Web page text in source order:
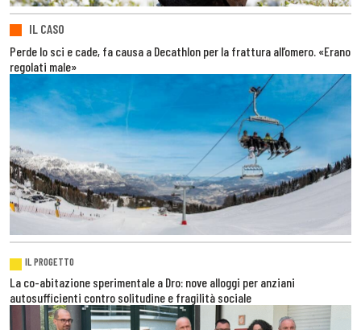
IL CASO
Perde lo sci e cade, fa causa a Decathlon per la frattura all’omero. «Erano
regolati male»
IL PROGETTO
La co-abitazione sperimentale a Dro: nove alloggi per anziani
autosufficienti contro solitudine e fragilità sociale